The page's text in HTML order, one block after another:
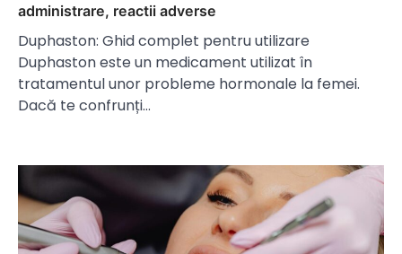
administrare, reactii adverse
Duphaston: Ghid complet pentru utilizare
Duphaston este un medicament utilizat în
tratamentul unor probleme hormonale la femei.
Dacă te confrunți…